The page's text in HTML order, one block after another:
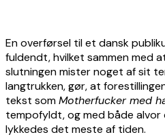
En overførsel til et dansk
fuldendt, hvilket sammen med
slutningen mister noget af sit
langtrukken, gør, at
tekst somMotherfucker med
tempofyldt, og med både alvor
lykkedes det meste af tiden.